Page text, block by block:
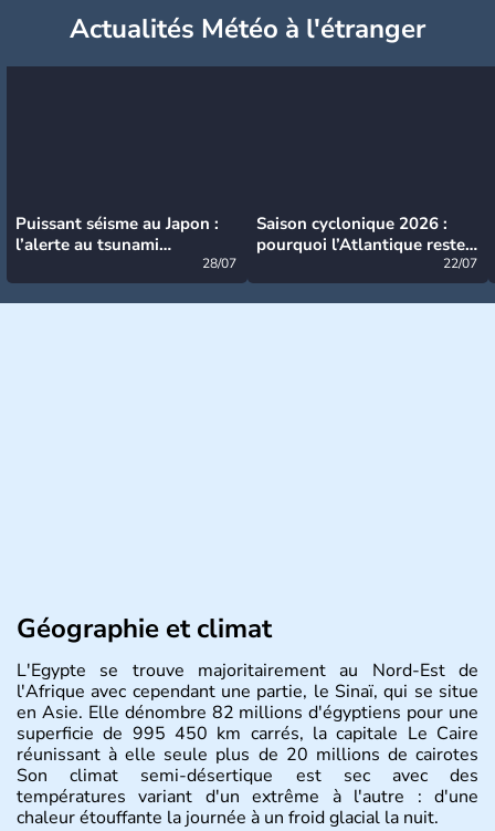
Actualités Météo à l'étranger
Puissant séisme au Japon :
l’alerte au tsunami
28/07
Saison cyclonique 2026 :
pourquoi l’Atlantique reste
22/07
Géographie et climat
L'Egypte se trouve majoritairement au Nord-Est de
l'Afrique avec cependant une partie, le Sinaï, qui se situe
en Asie. Elle dénombre 82 millions d'égyptiens pour une
superficie de 995 450 km carrés, la capitale Le Caire
réunissant à elle seule plus de 20 millions de cairotes
Son climat semi-désertique est sec avec des
températures variant d'un extrême à l'autre : d'une
chaleur étouffante la journée à un froid glacial la nuit.